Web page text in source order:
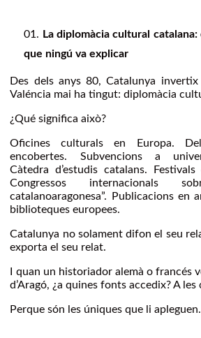
La diplomàcia cultural
que ningú va explicar
Des dels anys 80, Catalunya
Valéncia mai ha tingut: diplomàcia
¿Qué significa això?
Oficines culturals en Europa.
encobertes. Subvencions a
Càtedra d’estudis catalans.
Congressos internacionals
catalanoaragonesa”. Publicacions en
biblioteques europees.
Catalunya no solament difon el seu
exporta el seu relat.
I quan un historiador alemà o francés
d’Aragó, ¿a quines fonts accedix? A les
Perque són les úniques que li